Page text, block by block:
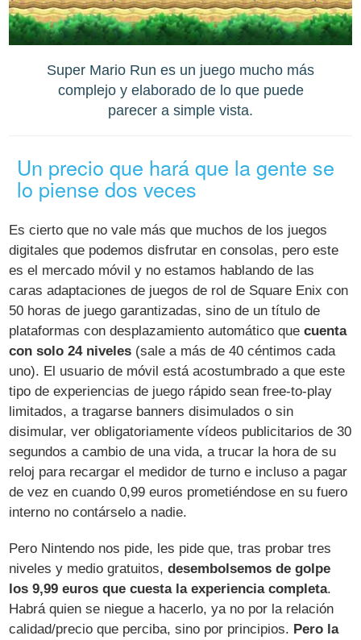
Super Mario Run es un juego mucho más
complejo y elaborado de lo que puede
parecer a simple vista.
Un precio que hará que la gente se
lo piense dos veces
Es cierto que no vale más que muchos de los juegos
digitales que podemos disfrutar en consolas, pero este
es el mercado móvil y no estamos hablando de las
caras adaptaciones de juegos de rol de Square Enix con
50 horas de juego garantizadas, sino de un título de
plataformas con desplazamiento automático quecuenta
con solo 24 niveles (sale a más de 40 céntimos cada
uno). El usuario de móvil está acostumbrado a que este
tipo de experiencias de juego rápido sean free-to-play
limitados, a tragarse banners disimulados o sin
disimular, ver obligatoriamente vídeos publicitarios de 30
segundos a cambio de una vida, a trucar la hora de su
reloj para recargar el medidor de turno e incluso a pagar
de vez en cuando 0,99 euros prometiéndose en su fuero
interno no contárselo a nadie.
Pero Nintendo nos pide, les pide que, tras probar tres
niveles y medio gratuitos,desembolsemos de golpe
los 9,99 euros que cuesta la experiencia completa.
Habrá quien se niegue a hacerlo, ya no por la relación
calidad/precio que perciba, sino por principios. Pero la